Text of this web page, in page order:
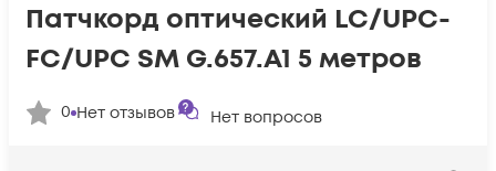
Патчкорд оптический LC/UPC-
FC/UPC SM G.657.A1 5 метров
0 Нет отзывов Нет вопросов